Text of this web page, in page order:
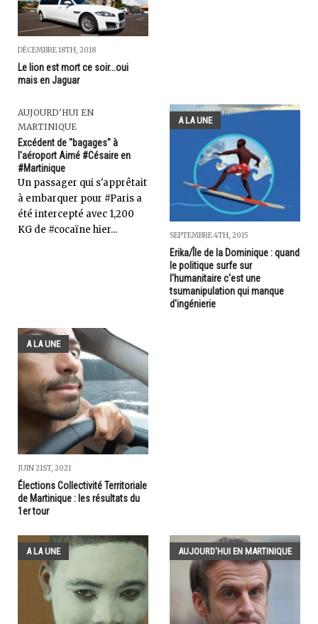
DÉCEMBRE 18TH, 2018
Le lion est mort ce soir...oui
mais en Jaguar
AUJOURD'HUI EN
MARTINIQUE
Excédent de "bagages" à
l'aéroport Aimé #Césaire en
#Martinique
Un passager qui s'apprêtait
à embarquer pour #Paris a
été intercepté avec 1,200
KG de #cocaïne hier...
A LA UNE
SEPTEMBRE 4TH, 2015
Erika/Île de la Dominique : quand
le politique surfe sur
l'humanitaire c'est une
tsumanipulation qui manque
d'ingénierie
A LA UNE
JUIN 21ST, 2021
Élections Collectivité Territoriale
de Martinique : les résultats du
1er tour
A LA UNE AUJOURD'HUI EN MARTINIQUE